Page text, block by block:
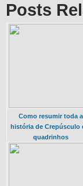
Posts
Como resumir toda a
história de Crepúsculo
quadrinhos